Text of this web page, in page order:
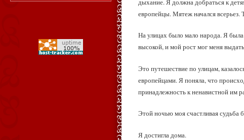
европейцы. Мятеж начался всерьез.
На улицах было мало народа. Я
высокой, и мой рост мог меня
Это путешествие по улицам,
европейцами. Я поняла, что
принадлежность к ненавистной им
Этой ночью моя счастливая судьба
Я достигла дома.